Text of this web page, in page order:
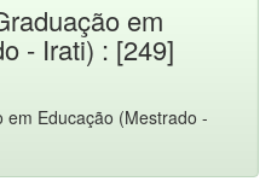
em
- Irati) : [249]
Educação (Mestrado -